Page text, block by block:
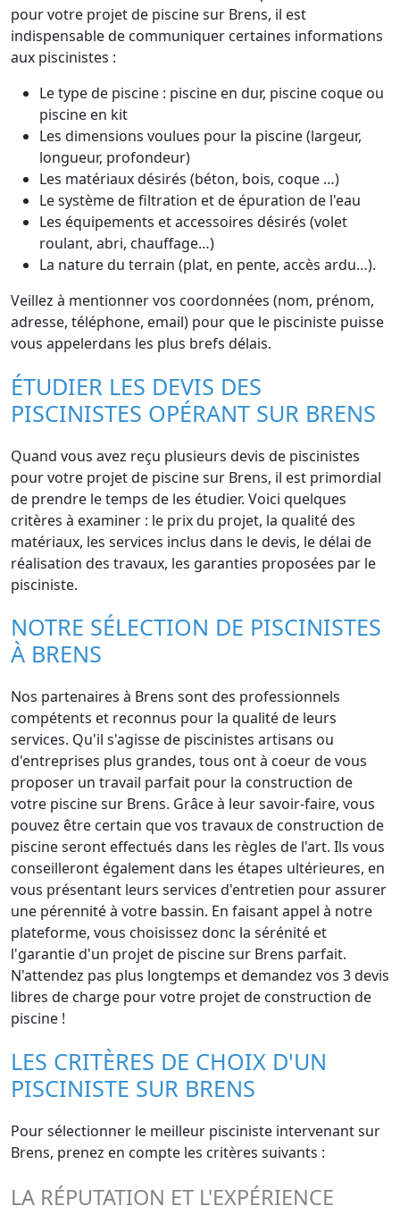
pour votre projet de piscine sur Brens, il est
indispensable de communiquer certaines informations
aux piscinistes :
Le type de piscine : piscine en dur, piscine coque ou
piscine en kit
Les dimensions voulues pour la piscine (largeur,
longueur, profondeur)
Les matériaux désirés (béton, bois, coque …)
Le système de filtration et de épuration de l'eau
Les équipements et accessoires désirés (volet
roulant, abri, chauffage…)
La nature du terrain (plat, en pente, accès ardu…).
Veillez à mentionner vos coordonnées (nom, prénom,
adresse, téléphone, email) pour que le pisciniste puisse
vous appelerdans les plus brefs délais.
ÉTUDIER LES DEVIS DES
PISCINISTES OPÉRANT SUR BRENS
Quand vous avez reçu plusieurs devis de piscinistes
pour votre projet de piscine sur Brens, il est primordial
de prendre le temps de les étudier. Voici quelques
critères à examiner : le prix du projet, la qualité des
matériaux, les services inclus dans le devis, le délai de
réalisation des travaux, les garanties proposées par le
pisciniste.
NOTRE SÉLECTION DE PISCINISTES
À BRENS
Nos partenaires à Brens sont des professionnels
compétents et reconnus pour la qualité de leurs
services. Qu'il s'agisse de piscinistes artisans ou
d'entreprises plus grandes, tous ont à coeur de vous
proposer un travail parfait pour la construction de
votre piscine sur Brens. Grâce à leur savoir-faire, vous
pouvez être certain que vos travaux de construction de
piscine seront effectués dans les règles de l'art. Ils vous
conseilleront également dans les étapes ultérieures, en
vous présentant leurs services d'entretien pour assurer
une pérennité à votre bassin. En faisant appel à notre
plateforme, vous choisissez donc la sérénité et
l'garantie d'un projet de piscine sur Brens parfait.
N'attendez pas plus longtemps et demandez vos 3 devis
libres de charge pour votre projet de construction de
piscine !
LES CRITÈRES DE CHOIX D'UN
PISCINISTE SUR BRENS
Pour sélectionner le meilleur pisciniste intervenant sur
Brens, prenez en compte les critères suivants :
LA RÉPUTATION ET L'EXPÉRIENCE